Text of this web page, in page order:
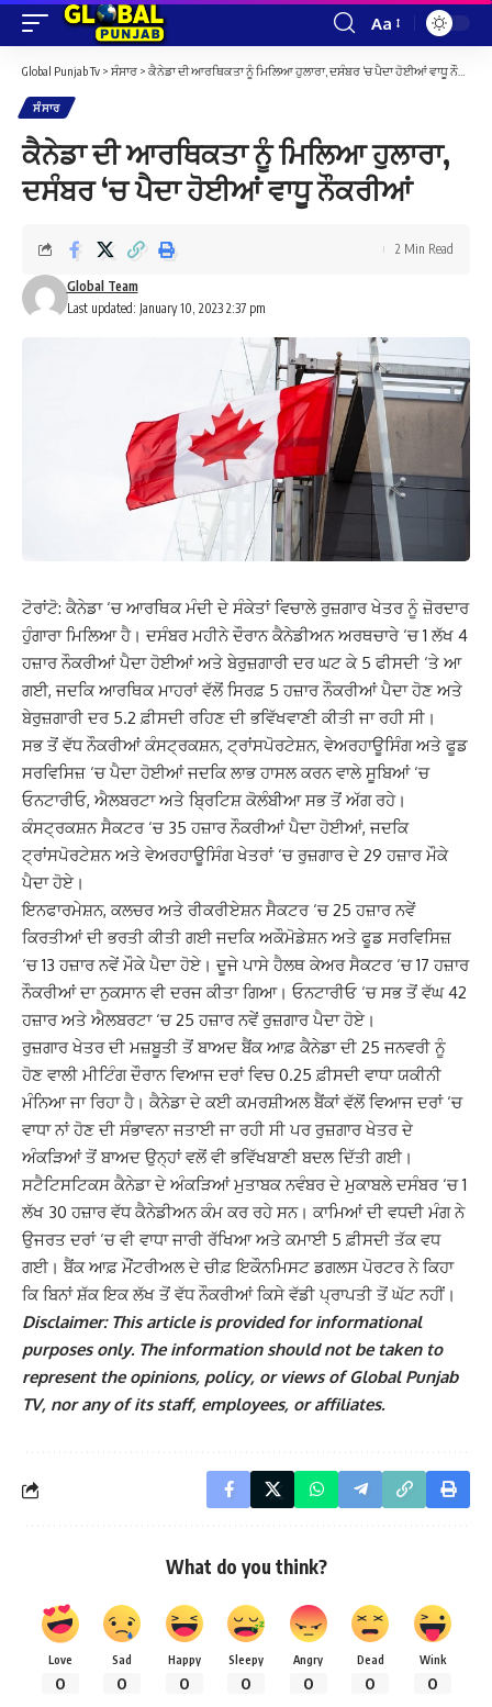
Font
Resizer
Aa
Global Punjab Tv > ਸੰਸਾਰ > ਕੈਨੇਡਾ ਦੀ ਆਰਥਿਕਤਾ ਨੂੰ ਮਿਲਿਆ ਹੁਲਾਰਾ, ਦਸੰਬਰ ‘ਚ ਪੈਦਾ ਹੋਈਆਂ ਵਾਧੂ ਨੌਕਰੀਆਂ
ਸੰਸਾਰ
ਕੈਨੇਡਾ ਦੀ ਆਰਥਿਕਤਾ ਨੂੰ ਮਿਲਿਆ ਹੁਲਾਰਾ,
ਦਸੰਬਰ ‘ਚ ਪੈਦਾ ਹੋਈਆਂ ਵਾਧੂ ਨੌਕਰੀਆਂ
Last updated: January 10, 2023 2:37 pm
Global Team
2 Min Read
ਟੋਰਾਂਟੋ: ਕੈਨੇਡਾ ‘ਚ ਆਰਥਿਕ ਮੰਦੀ ਦੇ ਸੰਕੇਤਾਂ ਵਿਚਾਲੇ ਰੁਜ਼ਗਾਰ ਖੇਤਰ ਨੂੰ ਜ਼ੋਰਦਾਰ
ਹੁੰਗਾਰਾ ਮਿਲਿਆ ਹੈ। ਦਸੰਬਰ ਮਹੀਨੇ ਦੌਰਾਨ ਕੈਨੇਡੀਅਨ ਅਰਥਚਾਰੇ ‘ਚ 1 ਲੱਖ 4
ਹਜ਼ਾਰ ਨੌਕਰੀਆਂ ਪੈਦਾ ਹੋਈਆਂ ਅਤੇ ਬੇਰੁਜ਼ਗਾਰੀ ਦਰ ਘਟ ਕੇ 5 ਫੀਸਦੀ ‘ਤੇ ਆ
ਗਈ, ਜਦਕਿ ਆਰਥਿਕ ਮਾਹਰਾਂ ਵੱਲੋਂ ਸਿਰਫ਼ 5 ਹਜ਼ਾਰ ਨੌਕਰੀਆਂ ਪੈਦਾ ਹੋਣ ਅਤੇ
ਬੇਰੁਜ਼ਗਾਰੀ ਦਰ 5.2 ਫ਼ੀਸਦੀ ਰਹਿਣ ਦੀ ਭਵਿੱਖਵਾਣੀ ਕੀਤੀ ਜਾ ਰਹੀ ਸੀ।
ਸਭ ਤੋਂ ਵੱਧ ਨੌਕਰੀਆਂ ਕੰਸਟ੍ਰਕਸ਼ਨ, ਟ੍ਰਾਂਸਪੋਰਟੇਸ਼ਨ, ਵੇਅਰਹਾਊਸਿੰਗ ਅਤੇ ਫੂਡ
ਸਰਵਿਸਿਜ਼ ‘ਚ ਪੈਦਾ ਹੋਈਆਂ ਜਦਕਿ ਲਾਭ ਹਾਸਲ ਕਰਨ ਵਾਲੇ ਸੂਬਿਆਂ ‘ਚ
ਓਨਟਾਰੀਓ, ਐਲਬਰਟਾ ਅਤੇ ਬ੍ਰਿਟਿਸ਼ ਕੋਲੰਬੀਆ ਸਭ ਤੋਂ ਅੱਗ ਰਹੇ।
ਕੰਸਟ੍ਰਕਸ਼ਨ ਸੈਕਟਰ ‘ਚ 35 ਹਜ਼ਾਰ ਨੌਕਰੀਆਂ ਪੈਦਾ ਹੋਈਆਂ, ਜਦਕਿ
ਟ੍ਰਾਂਸਪੋਰਟੇਸ਼ਨ ਅਤੇ ਵੇਅਰਹਾਊਸਿੰਗ ਖੇਤਰਾਂ ‘ਚ ਰੁਜ਼ਗਾਰ ਦੇ 29 ਹਜ਼ਾਰ ਮੌਕੇ
ਪੈਦਾ ਹੋਏ।
ਇਨਫਾਰਮੇਸ਼ਨ, ਕਲਚਰ ਅਤੇ ਰੀਕਰੀਏਸ਼ਨ ਸੈਕਟਰ ‘ਚ 25 ਹਜ਼ਾਰ ਨਵੇਂ
ਕਿਰਤੀਆਂ ਦੀ ਭਰਤੀ ਕੀਤੀ ਗਈ ਜਦਕਿ ਅਕੌਮੋਡੇਸ਼ਨ ਅਤੇ ਫੂਡ ਸਰਵਿਸਿਜ਼
‘ਚ 13 ਹਜ਼ਾਰ ਨਵੇਂ ਮੌਕੇ ਪੈਦਾ ਹੋਏ। ਦੂਜੇ ਪਾਸੇ ਹੈਲਥ ਕੇਅਰ ਸੈਕਟਰ ‘ਚ 17 ਹਜ਼ਾਰ
ਨੌਕਰੀਆਂ ਦਾ ਨੁਕਸਾਨ ਵੀ ਦਰਜ ਕੀਤਾ ਗਿਆ। ਓਨਟਾਰੀਓ ‘ਚ ਸਭ ਤੋਂ ਵੱਘ 42
ਹਜ਼ਾਰ ਅਤੇ ਐਲਬਰਟਾ ‘ਚ 25 ਹਜ਼ਾਰ ਨਵੇਂ ਰੁਜ਼ਗਾਰ ਪੈਦਾ ਹੋਏ।
ਰੁਜ਼ਗਾਰ ਖੇਤਰ ਦੀ ਮਜ਼ਬੂਤੀ ਤੋਂ ਬਾਅਦ ਬੈਂਕ ਆਫ਼ ਕੈਨੇਡਾ ਦੀ 25 ਜਨਵਰੀ ਨੂੰ
ਹੋਣ ਵਾਲੀ ਮੀਟਿੰਗ ਦੌਰਾਨ ਵਿਆਜ ਦਰਾਂ ਵਿਚ 0.25 ਫ਼ੀਸਦੀ ਵਾਧਾ ਯਕੀਨੀ
ਮੰਨਿਆ ਜਾ ਰਿਹਾ ਹੈ। ਕੈਨੇਡਾ ਦੇ ਕਈ ਕਮਰਸ਼ੀਅਲ ਬੈਂਕਾਂ ਵੱਲੋਂ ਵਿਆਜ ਦਰਾਂ ‘ਚ
ਵਾਧਾ ਨਾਂ ਹੋਣ ਦੀ ਸੰਭਾਵਨਾ ਜਤਾਈ ਜਾ ਰਹੀ ਸੀ ਪਰ ਰੁਜ਼ਗਾਰ ਖੇਤਰ ਦੇ
ਅੰਕੜਿਆਂ ਤੋਂ ਬਾਅਦ ਉਨ੍ਹਾਂ ਵਲੋਂ ਵੀ ਭਵਿੱਖਬਾਣੀ ਬਦਲ ਦਿੱਤੀ ਗਈ।
ਸਟੈਟਿਸਟਿਕਸ ਕੈਨੇਡਾ ਦੇ ਅੰਕੜਿਆਂ ਮੁਤਾਬਕ ਨਵੰਬਰ ਦੇ ਮੁਕਾਬਲੇ ਦਸੰਬਰ ‘ਚ 1
ਲੱਖ 30 ਹਜ਼ਾਰ ਵੱਧ ਕੈਨੇਡੀਅਨ ਕੰਮ ਕਰ ਰਹੇ ਸਨ। ਕਾਮਿਆਂ ਦੀ ਵਧਦੀ ਮੰਗ ਨੇ
ਉਜਰਤ ਦਰਾਂ ‘ਚ ਵੀ ਵਾਧਾ ਜਾਰੀ ਰੱਖਿਆ ਅਤੇ ਕਮਾਈ 5 ਫ਼ੀਸਦੀ ਤੱਕ ਵਧ
ਗਈ। ਬੈਂਕ ਆਫ਼ ਮੌਂਟਰੀਅਲ ਦੇ ਚੀਫ਼ ਇਕੌਨਮਿਸਟ ਡਗਲਸ ਪੋਰਟਰ ਨੇ ਕਿਹਾ
ਕਿ ਬਿਨਾਂ ਸ਼ੱਕ ਇਕ ਲੱਖ ਤੋਂ ਵੱਧ ਨੌਕਰੀਆਂ ਕਿਸੇ ਵੱਡੀ ਪ੍ਰਾਪਤੀ ਤੋਂ ਘੱਟ ਨਹੀਂ।
Disclaimer: This article is provided for informational
purposes only. The information should not be taken to
represent the opinions, policy, or views of Global Punjab
TV, nor any of its staff, employees, or affiliates.
What do you think?
Love
0
Sad
0
Happy
0
Sleepy
0
Angry
0
Dead
0
Wink
0